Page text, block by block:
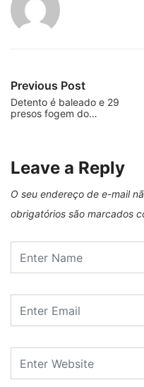
Previous Post
Detento é baleado e 29
presos fogem do…
Leave a Reply
O seu endereço de e-mail
obrigatórios são marcados